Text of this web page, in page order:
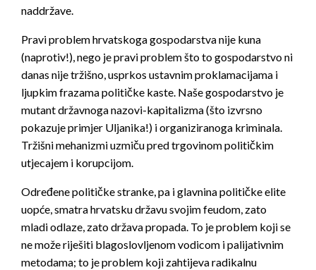
naddržave.
Pravi problem hrvatskoga gospodarstva nije kuna
(naprotiv!), nego je pravi problem što to gospodarstvo ni
danas nije tržišno, usprkos ustavnim proklamacijama i
ljupkim frazama političke kaste. Naše gospodarstvo je
mutant državnoga nazovi-kapitalizma (što izvrsno
pokazuje primjer Uljanika!) i organiziranoga kriminala.
Tržišni mehanizmi uzmiču pred trgovinom političkim
utjecajem i korupcijom.
Određene političke stranke, pa i glavnina političke elite
uopće, smatra hrvatsku državu svojim feudom, zato
mladi odlaze, zato država propada. To je problem koji se
ne može riješiti blagoslovljenom vodicom i palijativnim
metodama; to je problem koji zahtijeva radikalnu